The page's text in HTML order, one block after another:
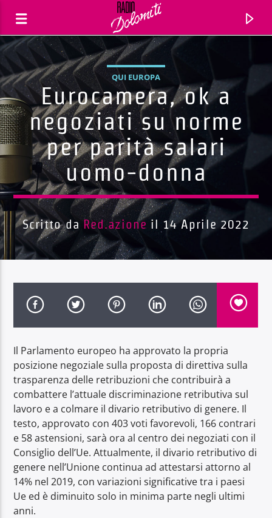
Traccia corrente
Titolo
Artista
Radio Dolomiti
QUI EUROPA
Eurocamera, ok a
negoziati su norme
per parità salari
uomo-donna
Scritto da Red.azione il 14 Aprile 2022
Il Parlamento europeo ha approvato la propria
posizione negoziale sulla proposta di direttiva sulla
trasparenza delle retribuzioni che contribuirà a
combattere l’attuale discriminazione retributiva sul
lavoro e a colmare il divario retributivo di genere. Il
testo, approvato con 403 voti favorevoli, 166 contrari
e 58 astensioni, sarà ora al centro dei negoziati con il
Consiglio dell’Ue. Attualmente, il divario retributivo di
genere nell’Unione continua ad attestarsi attorno al
14% nel 2019, con variazioni significative tra i paesi
Ue ed è diminuito solo in minima parte negli ultimi
anni.